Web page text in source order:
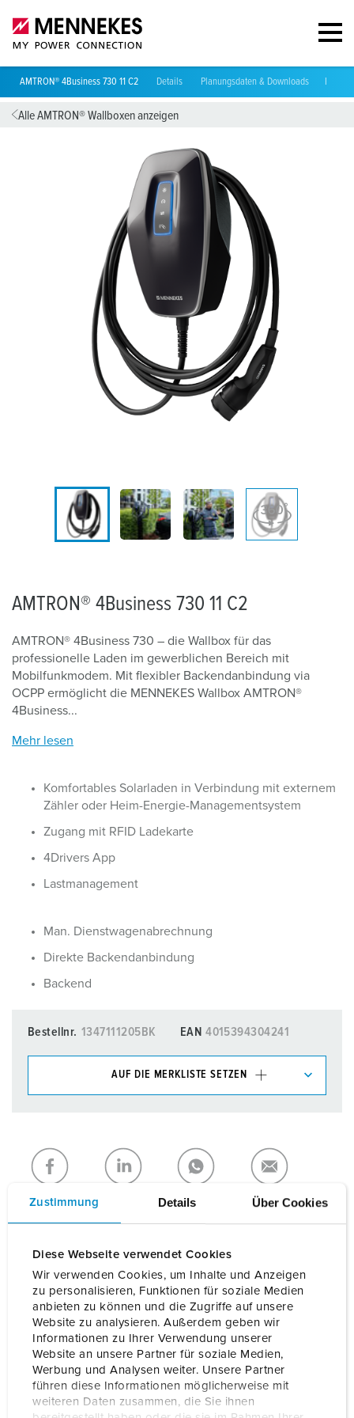
Zustimmung Details Über Cookies
Diese Webseite verwendet Cookies
Wir verwenden Cookies, um Inhalte und Anzeigen
zu personalisieren, Funktionen für soziale Medien
anbieten zu können und die Zugriffe auf unsere
Website zu analysieren. Außerdem geben wir
Informationen zu Ihrer Verwendung unserer
Website an unsere Partner für soziale Medien,
Werbung und Analysen weiter. Unsere Partner
führen diese Informationen möglicherweise mit
weiteren Daten zusammen, die Sie ihnen
AMTRON® 4Business 730 11 C2 Details Planungsdaten & Downloads
Alle AMTRON® Wallboxen anzeigen
AMTRON® 4Business 730 11 C2
AMTRON® 4Business 730 – die Wallbox für das
professionelle Laden im gewerblichen Bereich mit
Mobilfunkmodem. Mit flexibler Backendanbindung via
OCPP ermöglicht die MENNEKES Wallbox AMTRON®
4Business...
Mehr lesen
Komfortables Solarladen in Verbindung mit externem
Zähler oder Heim-Energie-Managementsystem
Zugang mit RFID Ladekarte
4Drivers App
Lastmanagement
Man. Dienstwagenabrechnung
Direkte Backendanbindung
Backend
Bestellnr. 1347111205BK EAN 4015394304241
AUF DIE MERKLISTE SETZEN
Meine Liste (0) HINZUFÜGEN
Details
Allgemeine Daten
Elektrische Daten